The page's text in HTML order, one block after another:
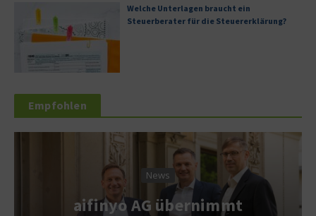
Welche Unterlagen braucht ein
Steuerberater für die Steuererklärung?
Empfohlen
Service &
Mit Werbung